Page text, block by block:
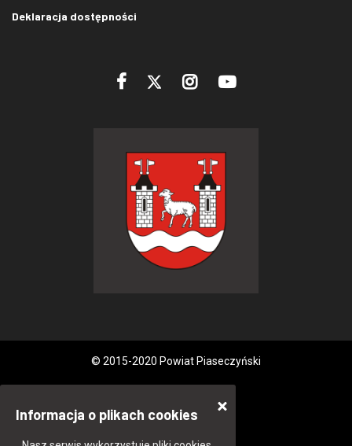
Deklaracja dostępności
© 2015-2020 Powiat Piaseczyński
Informacja o plikach cookies